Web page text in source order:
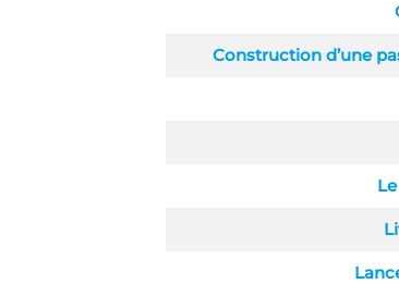
Construction d’une